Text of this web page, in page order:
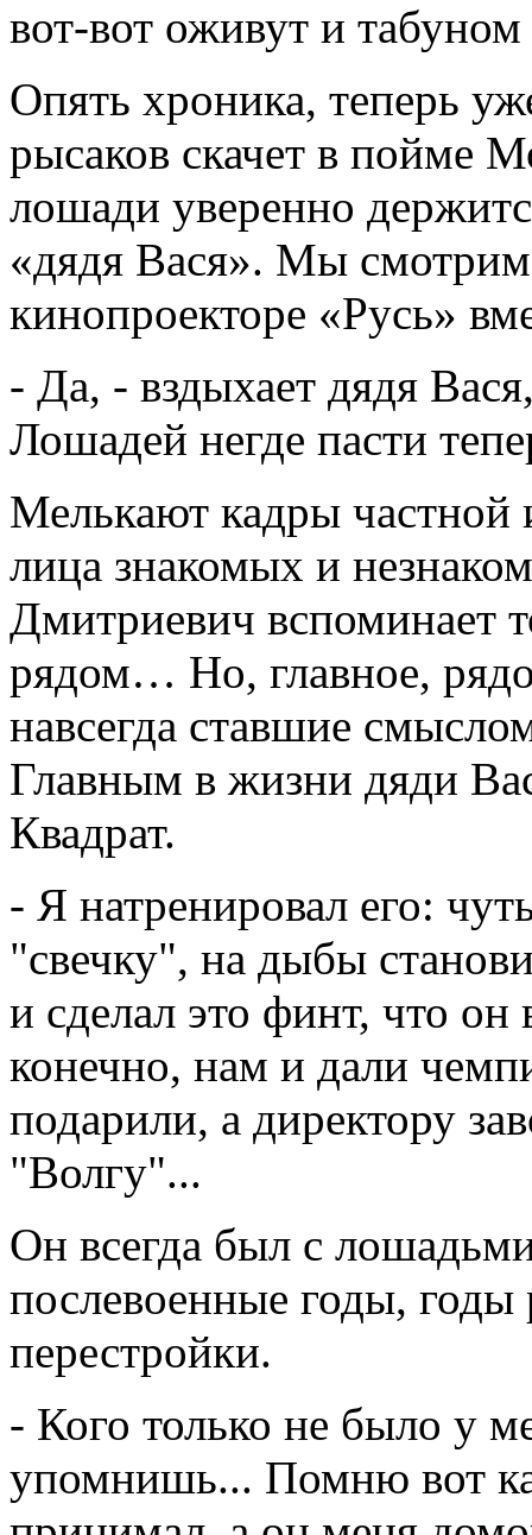
вот-вот оживут и
Опять хроника, теперь
рысаков скачет в пойме
лошади уверенно
«дядя Вася». Мы
кинопроекторе «Русь»
- Да, - вздыхает дядя
Лошадей негде пасти
Мелькают кадры
лица знакомых и
Дмитриевич вспоминает
рядом… Но, главное,
навсегда ставшие
Главным в жизни дяди
Квадрат.
- Я натренировал его:
"свечку", на дыбы
и сделал это финт, что он
конечно, нам и дали
подарили, а директору
"Волгу"...
Он всегда был с
послевоенные годы, годы
перестройки.
- Кого только не было у
упомнишь... Помню вот